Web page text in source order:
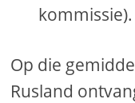
kommissie).
Op die
Rusland